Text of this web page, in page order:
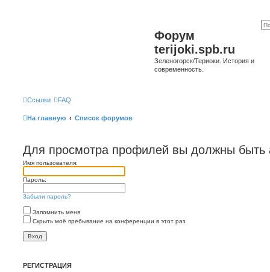
Форум
terijoki.spb.ru
Зеленогорск/Териоки. История и
современность.
Ссылки FAQ
На главную Список форумов
Для просмотра профилей вы должны быть
Имя пользователя:
Пароль:
Забыли пароль?
Запомнить меня
Скрыть моё пребывание на конференции в этот раз
РЕГИСТРАЦИЯ